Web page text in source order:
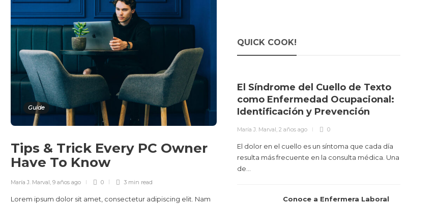
Guide
Tips & Trick Every PC Owner
Have To Know
María J. Marval 9 años ago 0 3 min read
Lorem ipsum dolor sit amet, consectetur adipiscing elit. Nam
QUICK COOK!
El Síndrome del Cuello de Texto
como Enfermedad Ocupacional:
Identificación y Prevención
María J. Marval,2 años ago 0
El dolor en el cuello es un síntoma que cada día
resulta más frecuente en la consulta médica. Una
de...
Conoce a Enfermera Laboral